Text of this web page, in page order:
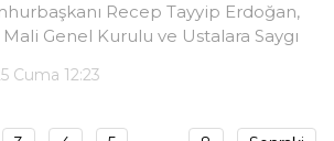
Recep Tayyip Erdoğan,
Genel Kurulu ve Ustalara Saygı
Cuma 12:23